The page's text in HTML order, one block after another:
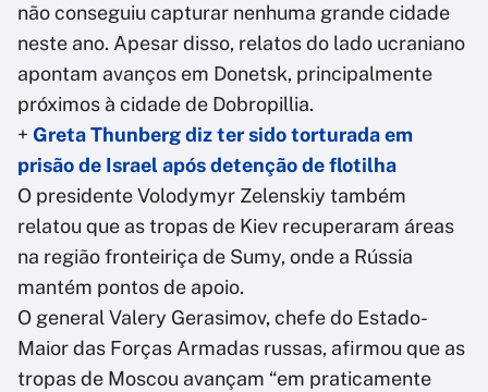
não conseguiu capturar nenhuma grande cidade
neste ano. Apesar disso, relatos do lado ucraniano
apontam avanços em Donetsk, principalmente
próximos à cidade de Dobropillia.
+ Greta Thunberg diz ter sido torturada em
prisão de Israel após detenção de flotilha
O presidente Volodymyr Zelenskiy também
relatou que as tropas de Kiev recuperaram áreas
na região fronteiriça de Sumy, onde a Rússia
mantém pontos de apoio.
O general Valery Gerasimov, chefe do Estado-
Maior das Forças Armadas russas, afirmou que as
tropas de Moscou avançam “em praticamente